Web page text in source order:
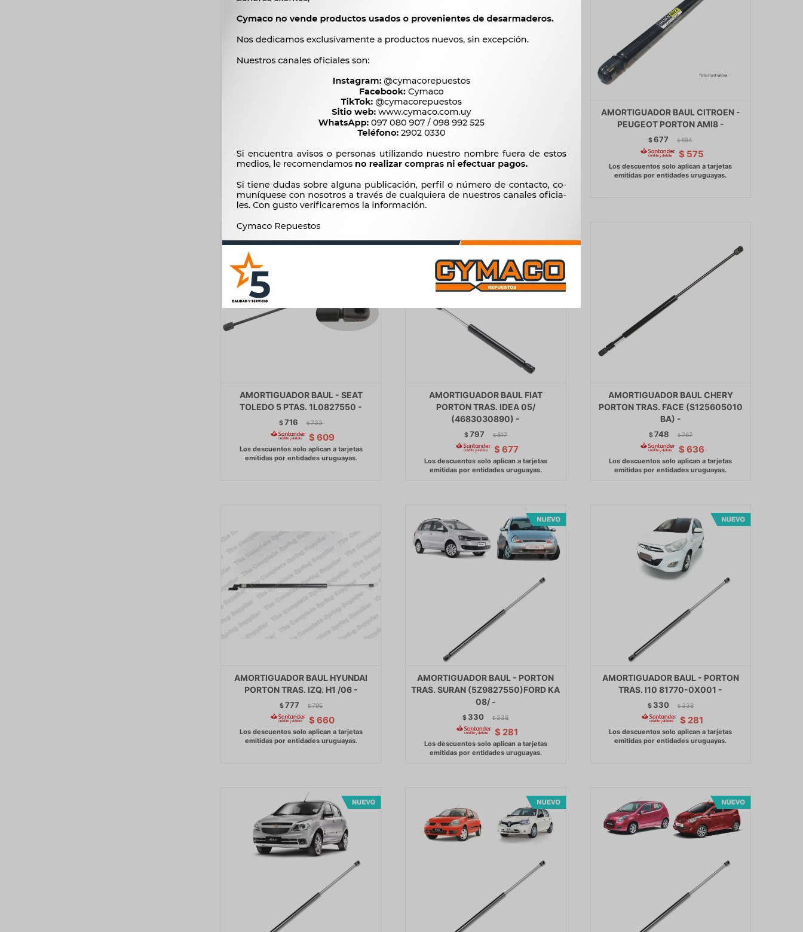
AMORTIGUADOR BAUL - QQ -
338
AMORTIGUADOR BAUL CITROEN -
PEUGEOT 505 SEDAN 83/ (8622.13)
$674 $ 690
$573
AMORTIGUADOR BAUL CITROEN -
PEUGEOT PORTON AMI8 -
$677 $ 694
$ 575
AMORTIGUADOR BAUL - SEAT
TOLEDO 5 PTAS. 1L0827550 -
$716 $ 733
$ 609
AMORTIGUADOR BAUL FIAT
PORTON TRAS. IDEA 05/
(4683030890) -
$797 $ 817
$ 677
AMORTIGUADOR BAUL CHERY
PORTON TRAS. FACE (S125605010
BA) -
$748 $ 767
$ 636
AMORTIGUADOR BAUL HYUNDAI
PORTON TRAS. IZQ. H1 /06 -
$777 $ 796
$ 660
AMORTIGUADOR BAUL - PORTON
TRAS. SURAN (5Z9827550)FORD KA
08/ -
$ 330 $ 338
$ 281
AMORTIGUADOR BAUL - PORTON
TRAS. I10 81770-0X001 -
$ 330 $ 338
$ 281